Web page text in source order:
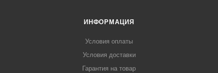
ИНФОРМАЦИЯ
Условия оплаты
Условия доставки
Гарантия на товар